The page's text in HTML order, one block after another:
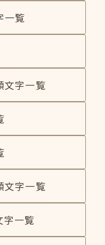
一覧
文字一覧
文字一覧
字一覧